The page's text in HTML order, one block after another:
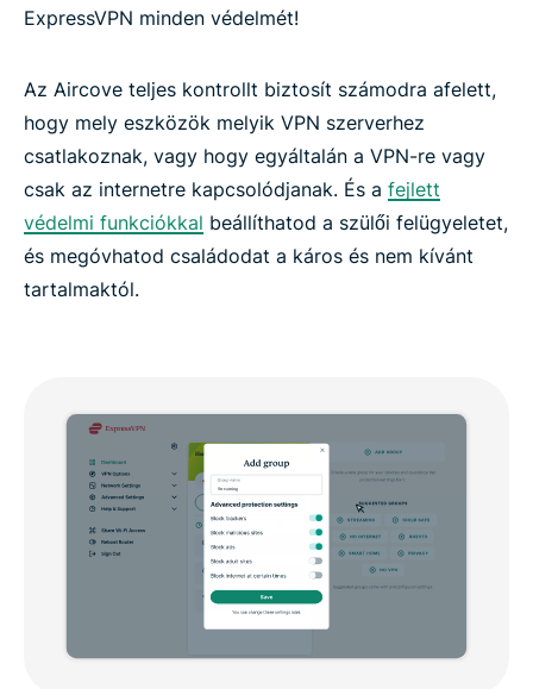
ExpressVPN minden védelmét!
Az Aircove teljes kontrollt biztosít számodra afelett,
hogy mely eszközök melyik VPN szerverhez
csatlakoznak, vagy hogy egyáltalán a VPN-re vagy
csak az internetre kapcsolódjanak. És a fejlett
védelmi funkciókkal beállíthatod a szülői felügyeletet,
és megóvhatod családodat a káros és nem kívánt
tartalmaktól.